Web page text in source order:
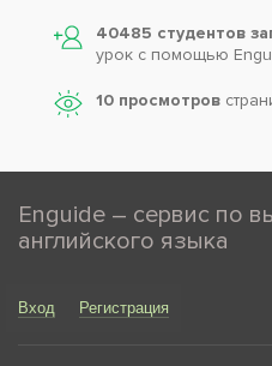
40485 студентов
урок с помощью
10 просмотров
Enguide – сервис по
английского языка
Вход Регистрация